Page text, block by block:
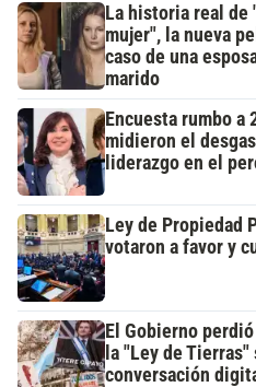
La historia real de
mujer", la nueva
caso de una
marido
Encuesta rumbo a
midieron el
liderazgo en el
Ley de Propiedad
votaron a favor y
El Gobierno
la "Ley de
conversación